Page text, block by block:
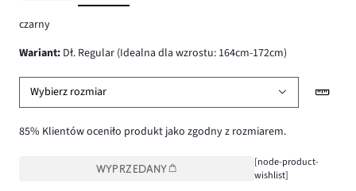
czarny
wariant: Dł. Regular (Idealna dla wzrostu: 164cm-172cm)
Wybierz rozmiar
85% Klientów oceniło produkt jako zgodny z rozmiarem.
WYPRZEDANY
[node-product-
wishlist]